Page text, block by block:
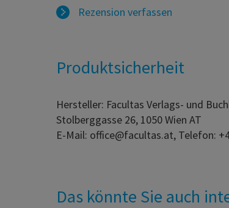
Rezension verfassen
Produktsicherheit
Hersteller: Facultas Verlags- und
Stolberggasse 26, 1050 Wien AT
E-Mail: office@facultas.at, Telefon:
Das könnte Sie auch